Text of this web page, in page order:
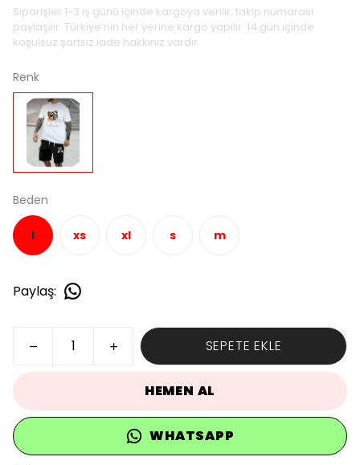
Siparişler 1-3 iş günü içinde kargoya verilir, takip numarası
paylaşılır. Türkiye’nin her yerine kargo yapılır. 14 gün içinde
koşulsuz şartsız iade hakkınız vardır.
Renk
Beden
l xs xl s m
Paylaş:
SEPETE EKLE
HEMEN AL
WHATSAPP